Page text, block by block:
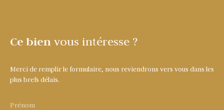
Ce bien vous intéresse ?
Merci de remplir le formulaire, nous reviendrons vers vous dans les
plus brefs délais.
Prénom